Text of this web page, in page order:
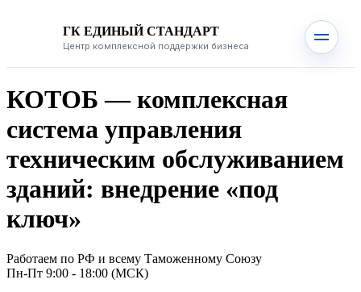
ГК ЕДИНЫЙ СТАНДАРТ
Центр комплексной поддержки бизнеса
КОТОБ — комплексная
система управления
техническим обслуживанием
зданий: внедрение «под
ключ»
Работаем по РФ и всему Таможенному Союзу
Пн-Пт 9:00 - 18:00 (МСК)